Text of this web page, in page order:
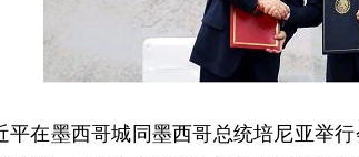
墨西哥城同墨西哥总统培尼亚举行